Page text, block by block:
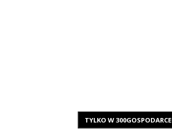
TYLKO W 300GOSPODARCE